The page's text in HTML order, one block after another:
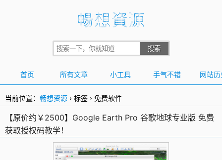
首页 所有文章 小工具 手气不错 网站历
当前位置： 畅想资源 › 标签 › 免费软件
【原价约￥2500】Google Earth Pro 谷歌地球专业版 免费
获取授权码教学！